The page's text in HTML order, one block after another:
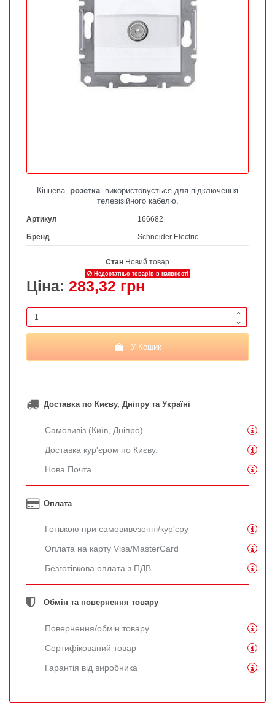
Кінцева розеткавикористовується для підключення
телевізійного кабелю.
Артикул 166682
Бренд Schneider Electric
Стан Новий товар
Недостатньо товарів в наявності
Ціна: 283,32 грн
У Кошик
Доставка по Києву, Дніпру та Україні
Самовивіз (Київ, Дніпро)
Доставка кур'єром по Києву.
Нова Почта
Оплата
Готівкою при самовивезенні/кур'єру
Оплата на карту Visa/MasterCard
Безготівкова оплата з ПДВ
Обмін та повернення товару
Повернення/обмін товару
Сертифікований товар
Гарантія від виробника